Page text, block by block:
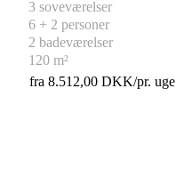
3 soveværelser
6 + 2 personer
2 badeværelser
120 m²
fra 8.512,00 DKK/pr. uge